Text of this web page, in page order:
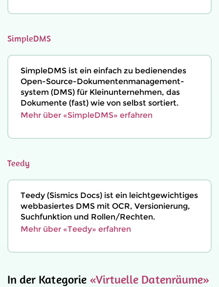
SimpleDMS
SimpleDMS ist ein einfach zu bedienendes
Open-Source-Dokumenten­management­
system (DMS) für Kleinunternehmen, das
Dokumente (fast) wie von selbst sortiert.
Mehr über «SimpleDMS» erfahren
Teedy
Teedy (Sismics Docs) ist ein leichtgewichtiges
webbasiertes DMS mit OCR, Versionierung,
Suchfunktion und Rollen/Rechten.
Mehr über «Teedy» erfahren
In der Kategorie «Virtuelle Datenräume»